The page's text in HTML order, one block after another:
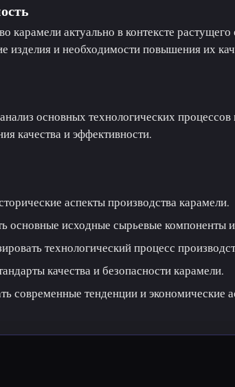
карамели актуально в контексте
изделия и необходимости повышения их
основных технологических
качества и эффективности.
аспекты производства карамели.
основные исходные сырьевые компоненты
технологический процесс
качества и безопасности карамели.
современные тенденции и экономические